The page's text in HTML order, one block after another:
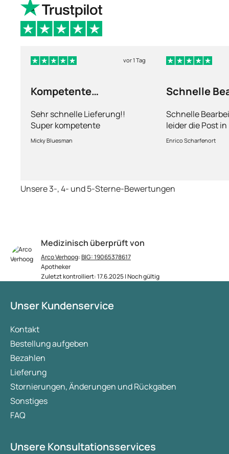
Medizinisch überprüft von
Arco Verhoog:BIG: 19065378617
Apotheker
Zuletzt kontrolliert: 17.6.2025 | Noch gültig
vor 1 Tag
Kompetente
Sehr schnelle Lieferung!!
Super kompetente
Abhandlung!
Micky Bluesman
Schnelle
Schnelle
leider die Post
kriegt es nicht
dauert obwohl
Enrico Scharfenort
Unsere 3-, 4- und 5-Sterne-Bewertungen
Unser Kundenservice
Kontakt
Bestellung aufgeben
Bezahlen
Lieferung
Stornierungen, Änderungen und Rückgaben
Sonstiges
FAQ
Unsere Konsultationsservices